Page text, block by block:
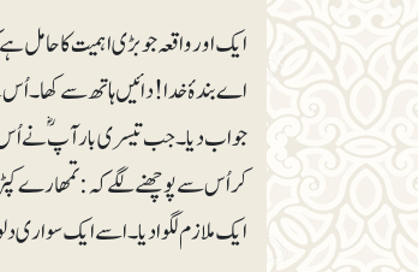
ایک اور واقعہ جو بڑی اہمیت کا حامل
اے بندۂ خدا! دائیں ہاتھ سے کھا۔
جواب دیا۔ جب تیسری بار آپؓ نے اُس کو
کر اُس سے پوچھنے لگے کہ: تمھارے
ایک ملازم لگوا دیا۔ اسے ایک سواری